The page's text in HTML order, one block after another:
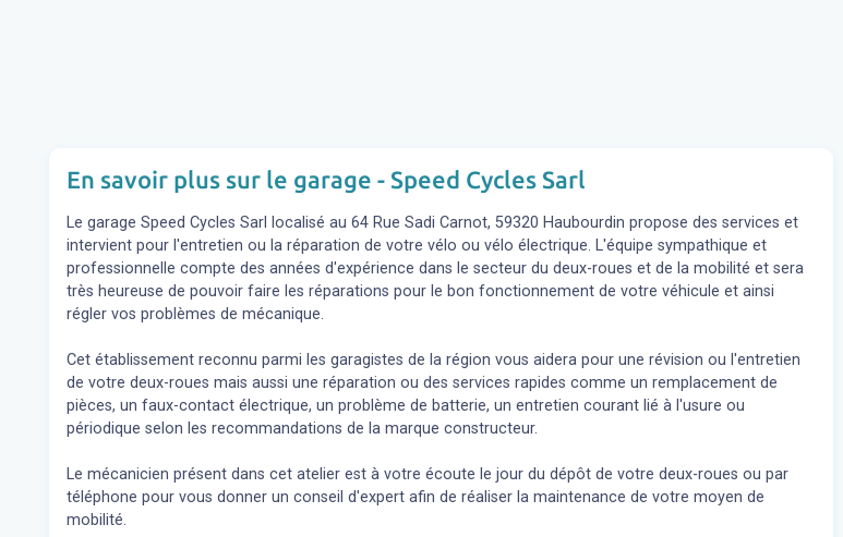
En savoir plus sur le garage - Speed Cycles Sarl
Le garage Speed Cycles Sarl localisé au 64 Rue Sadi Carnot, 59320 Haubourdin propose des services et
intervient pour l'entretien ou la réparation de votre vélo ou vélo électrique. L'équipe sympathique et
professionnelle compte des années d'expérience dans le secteur du deux-roues et de la mobilité et sera
très heureuse de pouvoir faire les réparations pour le bon fonctionnement de votre véhicule et ainsi
régler vos problèmes de mécanique.
Cet établissement reconnu parmi les garagistes de la région vous aidera pour une révision ou l'entretien
de votre deux-roues mais aussi une réparation ou des services rapides comme un remplacement de
pièces, un faux-contact électrique, un problème de batterie, un entretien courant lié à l'usure ou
périodique selon les recommandations de la marque constructeur.
Le mécanicien présent dans cet atelier est à votre écoute le jour du dépôt de votre deux-roues ou par
téléphone pour vous donner un conseil d'expert afin de réaliser la maintenance de votre moyen de
mobilité.